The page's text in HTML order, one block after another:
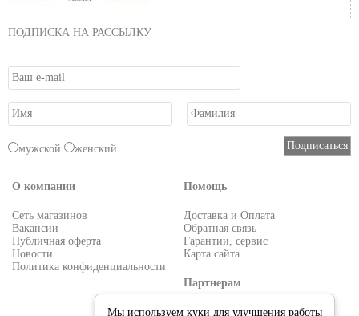
ПОДПИСКА НА РАССЫЛКУ
мужской женский
О компании
Сеть магазинов
Вакансии
Публичная оферта
Новости
Политика конфиденциальности
Помощь
Доставка и Оплата
Обратная связь
Гарантии, сервис
Карта сайта
Партнерам
Условия работы
Мы используем куки для улучшения работы